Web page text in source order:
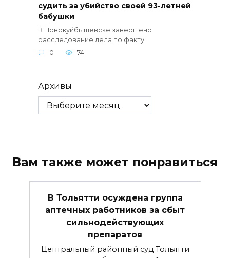
судить за убийство своей 93-летней
бабушки
В Новокуйбышевске завершено
расследование дела по факту
0
74
Архивы
Вам также может понравиться
В Тольятти осуждена группа
аптечных работников за сбыт
сильнодействующих
препаратов
Центральный районный суд Тольятти